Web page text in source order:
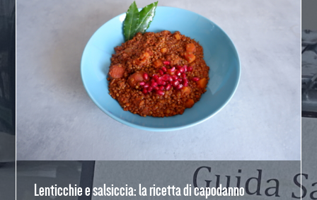
Lenticchie e salsiccia: la ricetta di capodanno
Lenticchie e salsiccia: la ricetta di capodanno